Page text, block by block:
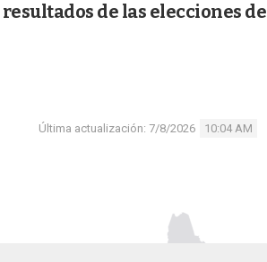
de las elecciones de